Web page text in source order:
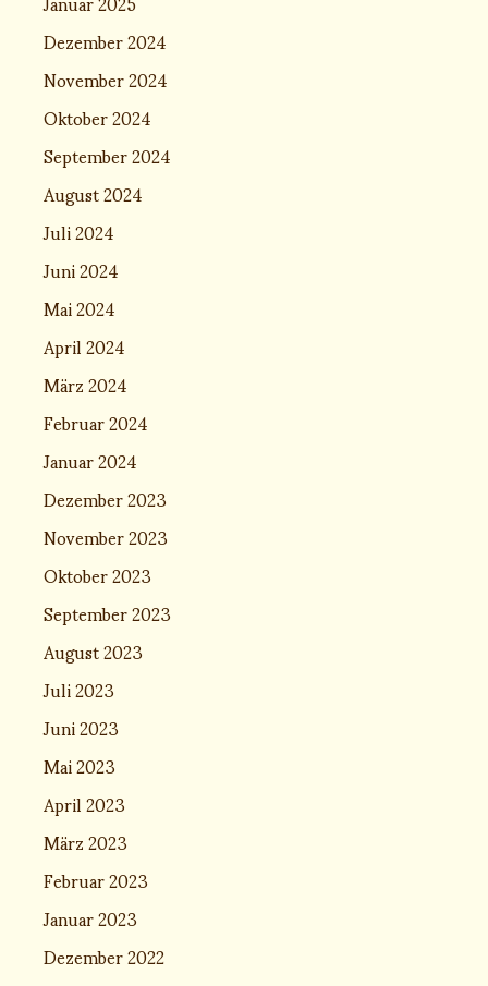
Dezember 2024
November 2024
Oktober 2024
September 2024
August 2024
Juli 2024
Juni 2024
Mai 2024
April 2024
März 2024
Februar 2024
Januar 2024
Dezember 2023
November 2023
Oktober 2023
September 2023
August 2023
Juli 2023
Juni 2023
Mai 2023
April 2023
März 2023
Februar 2023
Januar 2023
Dezember 2022